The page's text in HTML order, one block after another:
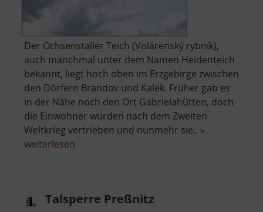
Der Ochsenstaller Teich (Volárenský rybník),
auch manchmal unter dem Namen Heidenteich
bekannt, liegt hoch oben im Erzgebirge zwischen
den Dörfern Brandov und Kalek. Früher gab es
in der Nähe noch den Ort Gabrielahütten, doch
die Einwohner wurden nach dem Zweiten
Weltkrieg vertrieben und nunmehr sie.. »
weiterlesen
Talsperre Preßnitz